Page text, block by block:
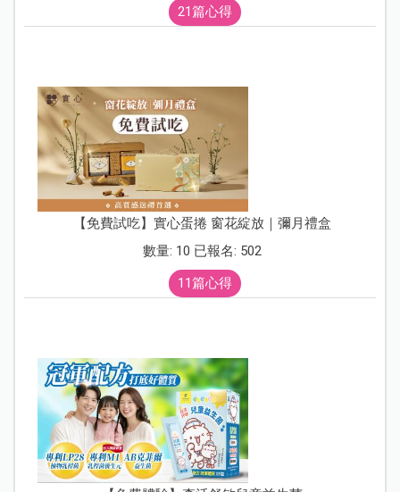
21篇心得
【免費試吃】實心蛋捲 窗花綻放｜彌月禮盒
數量: 10 已報名: 502
11篇心得